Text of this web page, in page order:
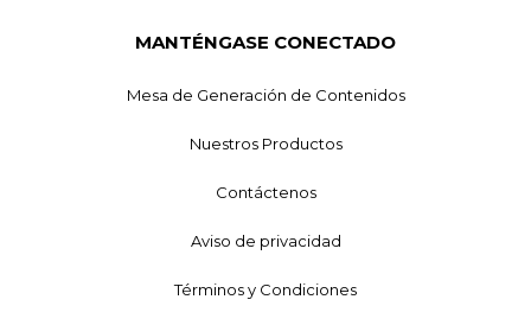
MANTÉNGASE CONECTADO
Mesa de Generación de Contenidos
Nuestros Productos
Contáctenos
Aviso de privacidad
Términos y Condiciones